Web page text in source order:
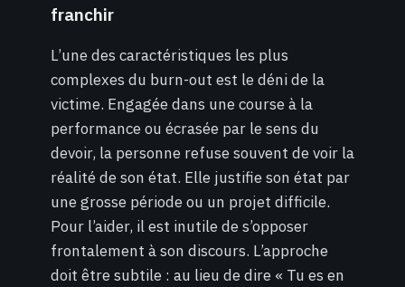
franchir
L’une des caractéristiques les plus
complexes du burn-out est le déni de la
victime. Engagée dans une course à la
performance ou écrasée par le sens du
devoir, la personne refuse souvent de voir la
réalité de son état. Elle justifie son état par
une grosse période ou un projet difficile.
Pour l’aider, il est inutile de s’opposer
frontalement à son discours. L’approche
doit être subtile : au lieu de dire « Tu es en